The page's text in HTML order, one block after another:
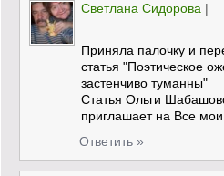
Светлана Сидорова |
Приняла палочку и
статья "Поэтическое
застенчиво туманны"
Статья Ольги
приглашает на Все
Ответить »